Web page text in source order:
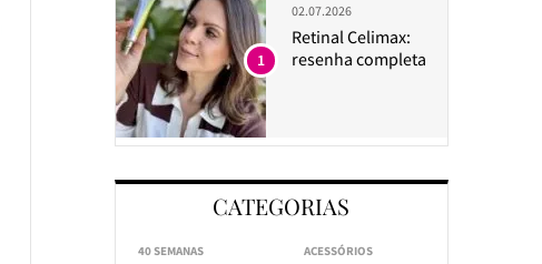
02.07.2026
Retinal Celimax:
resenha completa
1
CATEGORIAS
40 SEMANAS
ACESSÓRIOS